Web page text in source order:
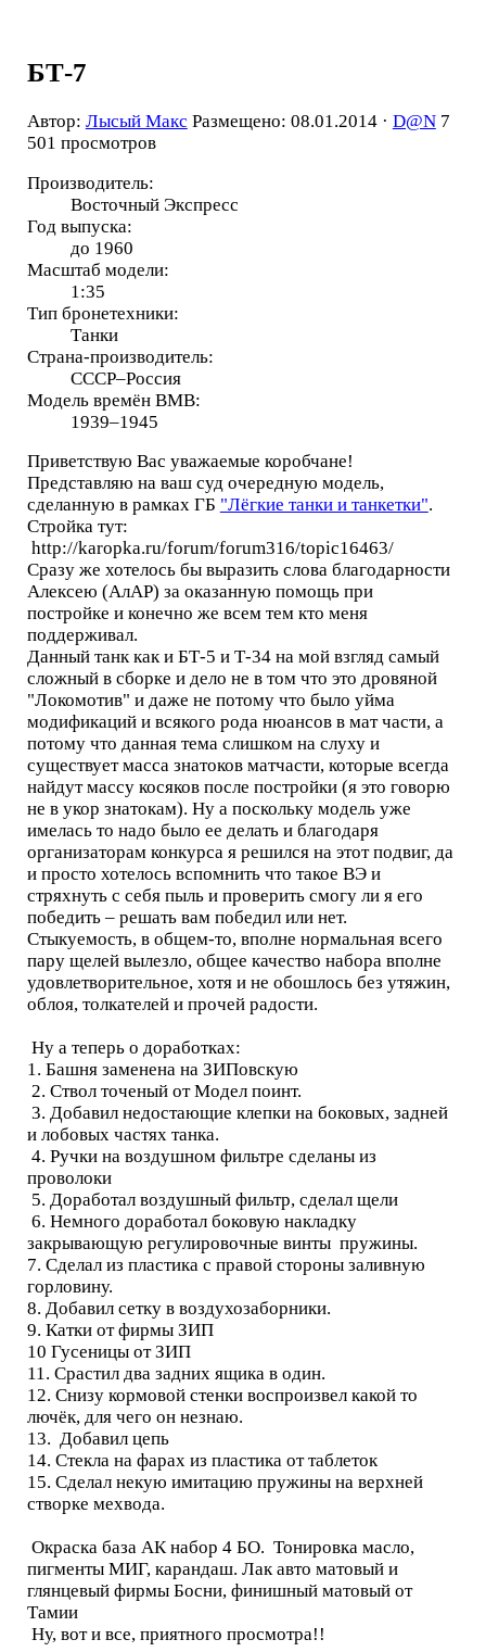
БТ-7
Автор: Лысый Макс Размещено: 08.01.2014 · D@N 7
501 просмотров
Производитель:
Восточный Экспресс
Год выпуска:
до 1960
Масштаб модели:
1:35
Тип бронетехники:
Танки
Страна-производитель:
СССР–Россия
Модель времён ВМВ:
1939–1945
Приветствую Вас уважаемые коробчане!
Представляю на ваш суд очередную модель,
сделанную в рамках ГБ "Лёгкие танки и танкетки".
Стройка тут:
http://karopka.ru/forum/forum316/topic16463/
Сразу же хотелось бы выразить слова благодарности
Алексею (АлАР) за оказанную помощь при
постройке и конечно же всем тем кто меня
поддерживал.
Данный танк как и БТ-5 и Т-34 на мой взгляд самый
сложный в сборке и дело не в том что это дровяной
"Локомотив" и даже не потому что было уйма
модификаций и всякого рода нюансов в мат части, а
потому что данная тема слишком на слуху и
существует масса знатоков матчасти, которые всегда
найдут массу косяков после постройки (я это говорю
не в укор знатокам). Ну а поскольку модель уже
имелась то надо было ее делать и благодаря
организаторам конкурса я решился на этот подвиг, да
и просто хотелось вспомнить что такое ВЭ и
стряхнуть с себя пыль и проверить смогу ли я его
победить – решать вам победил или нет.
Стыкуемость, в общем-то, вполне нормальная всего
пару щелей вылезло, общее качество набора вполне
удовлетворительное, хотя и не обошлось без утяжин,
облоя, толкателей и прочей радости.
Ну а теперь о доработках:
1. Башня заменена на ЗИПовскую
2. Ствол точеный от Модел поинт.
3. Добавил недостающие клепки на боковых, задней
и лобовых частях танка.
4. Ручки на воздушном фильтре сделаны из
проволоки
5. Доработал воздушный фильтр, сделал щели
6. Немного доработал боковую накладку
закрывающую регулировочные винты пружины.
7. Сделал из пластика с правой стороны заливную
горловину.
8. Добавил сетку в воздухозаборники.
9. Катки от фирмы ЗИП
10 Гусеницы от ЗИП
11. Срастил два задних ящика в один.
12. Снизу кормовой стенки воспроизвел какой то
лючёк, для чего он незнаю.
13. Добавил цепь
14. Стекла на фарах из пластика от таблеток
15. Сделал некую имитацию пружины на верхней
створке мехвода.
Окраска база АК набор 4 БО. Тонировка масло,
пигменты МИГ, карандаш. Лак авто матовый и
глянцевый фирмы Босни, финишный матовый от
Тамии
Ну, вот и все, приятного просмотра!!